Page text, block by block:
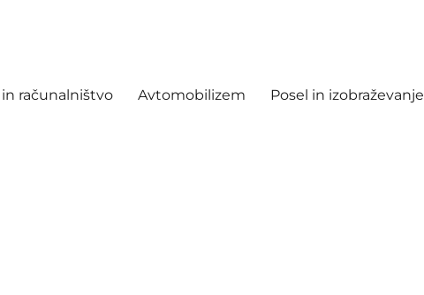
računalništvo Avtomobilizem Posel in izobraževanje